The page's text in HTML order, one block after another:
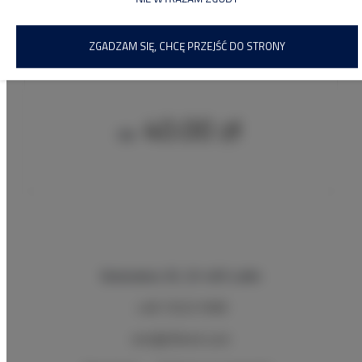
Przyczepa samochodowa dwuosiowa 300X150
40.00 zł
ZGADZAM SIĘ, CHCĘ PRZEJŚĆ DO STRONY